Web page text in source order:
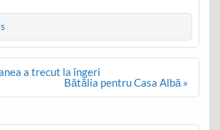
a trecut la îngeri
Bătălia pentru Casa Albă »